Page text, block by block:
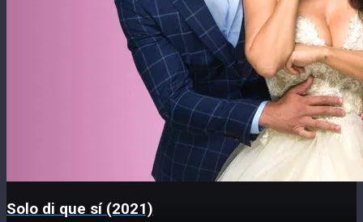
Solo di que sí (2021)